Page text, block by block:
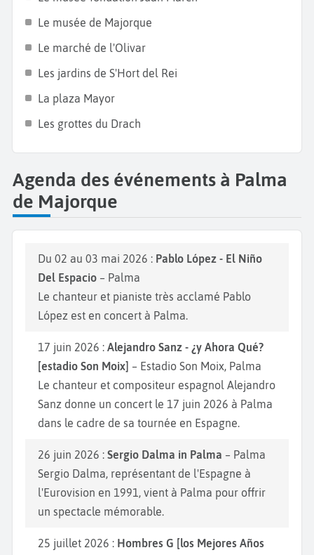
Le musée de Majorque
Le marché de l'Olivar
Les jardins de S'Hort del Rei
La plaza Mayor
Les grottes du Drach
Agenda des événements à Palma
de Majorque
Du 02 au 03 mai 2026 : Pablo López - El Niño
Del Espacio – Palma
Le chanteur et pianiste très acclamé Pablo
López est en concert à Palma.
17 juin 2026 : Alejandro Sanz - ¿y Ahora Qué?
[estadio Son Moix] – Estadio Son Moix, Palma
Le chanteur et compositeur espagnol Alejandro
Sanz donne un concert le 17 juin 2026 à Palma
dans le cadre de sa tournée en Espagne.
26 juin 2026 : Sergio Dalma in Palma – Palma
Sergio Dalma, représentant de l'Espagne à
l'Eurovision en 1991, vient à Palma pour offrir
un spectacle mémorable.
25 juillet 2026 : Hombres G [los Mejores Años